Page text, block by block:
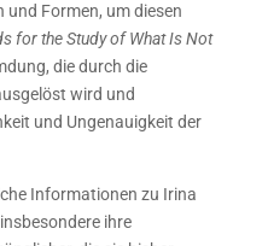
Formen, um diesen
for the Study of What Is Not
die durch die
wird und
und Ungenauigkeit der
Informationen zu Irina
ihre